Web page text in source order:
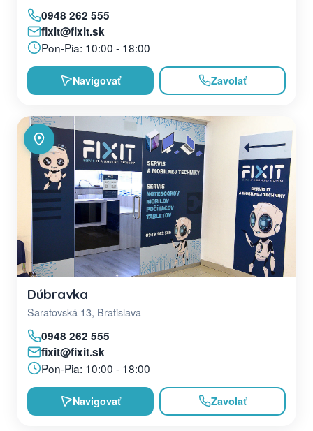
0948 262 555
fixit@fixit.sk
Pon-Pia: 10:00 - 18:00
Navigovať Zavolať
Dúbravka
Saratovská 13, Bratislava
0948 262 555
fixit@fixit.sk
Pon-Pia: 10:00 - 18:00
Navigovať Zavolať